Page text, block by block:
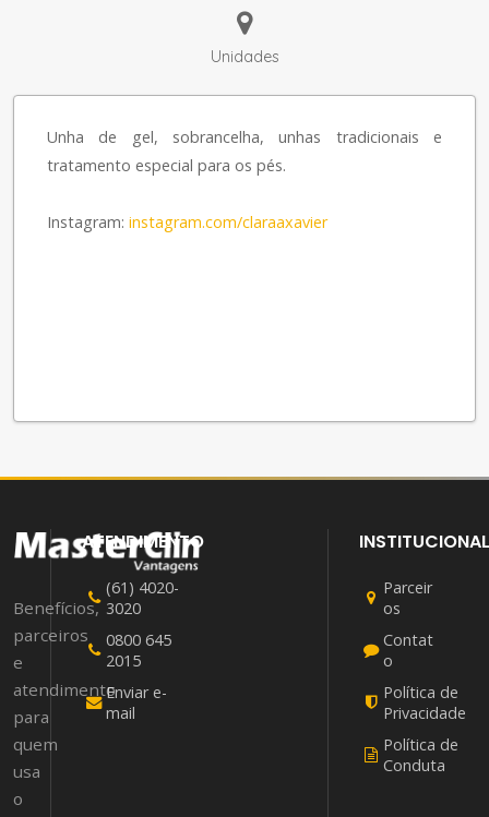
Unidades
Unha de gel, sobrancelha, unhas tradicionais e
tratamento especial para os pés.
Instagram: instagram.com/claraaxavier
Benefícios,
parceiros
e
atendimento
para
quem
usa
o
ATENDIMENTO
(61) 4020-
3020
0800 645
2015
Enviar e-
mail
INSTITUCIONAL
Parceir
os
Contat
o
Política de
Privacidade
Política de
Conduta